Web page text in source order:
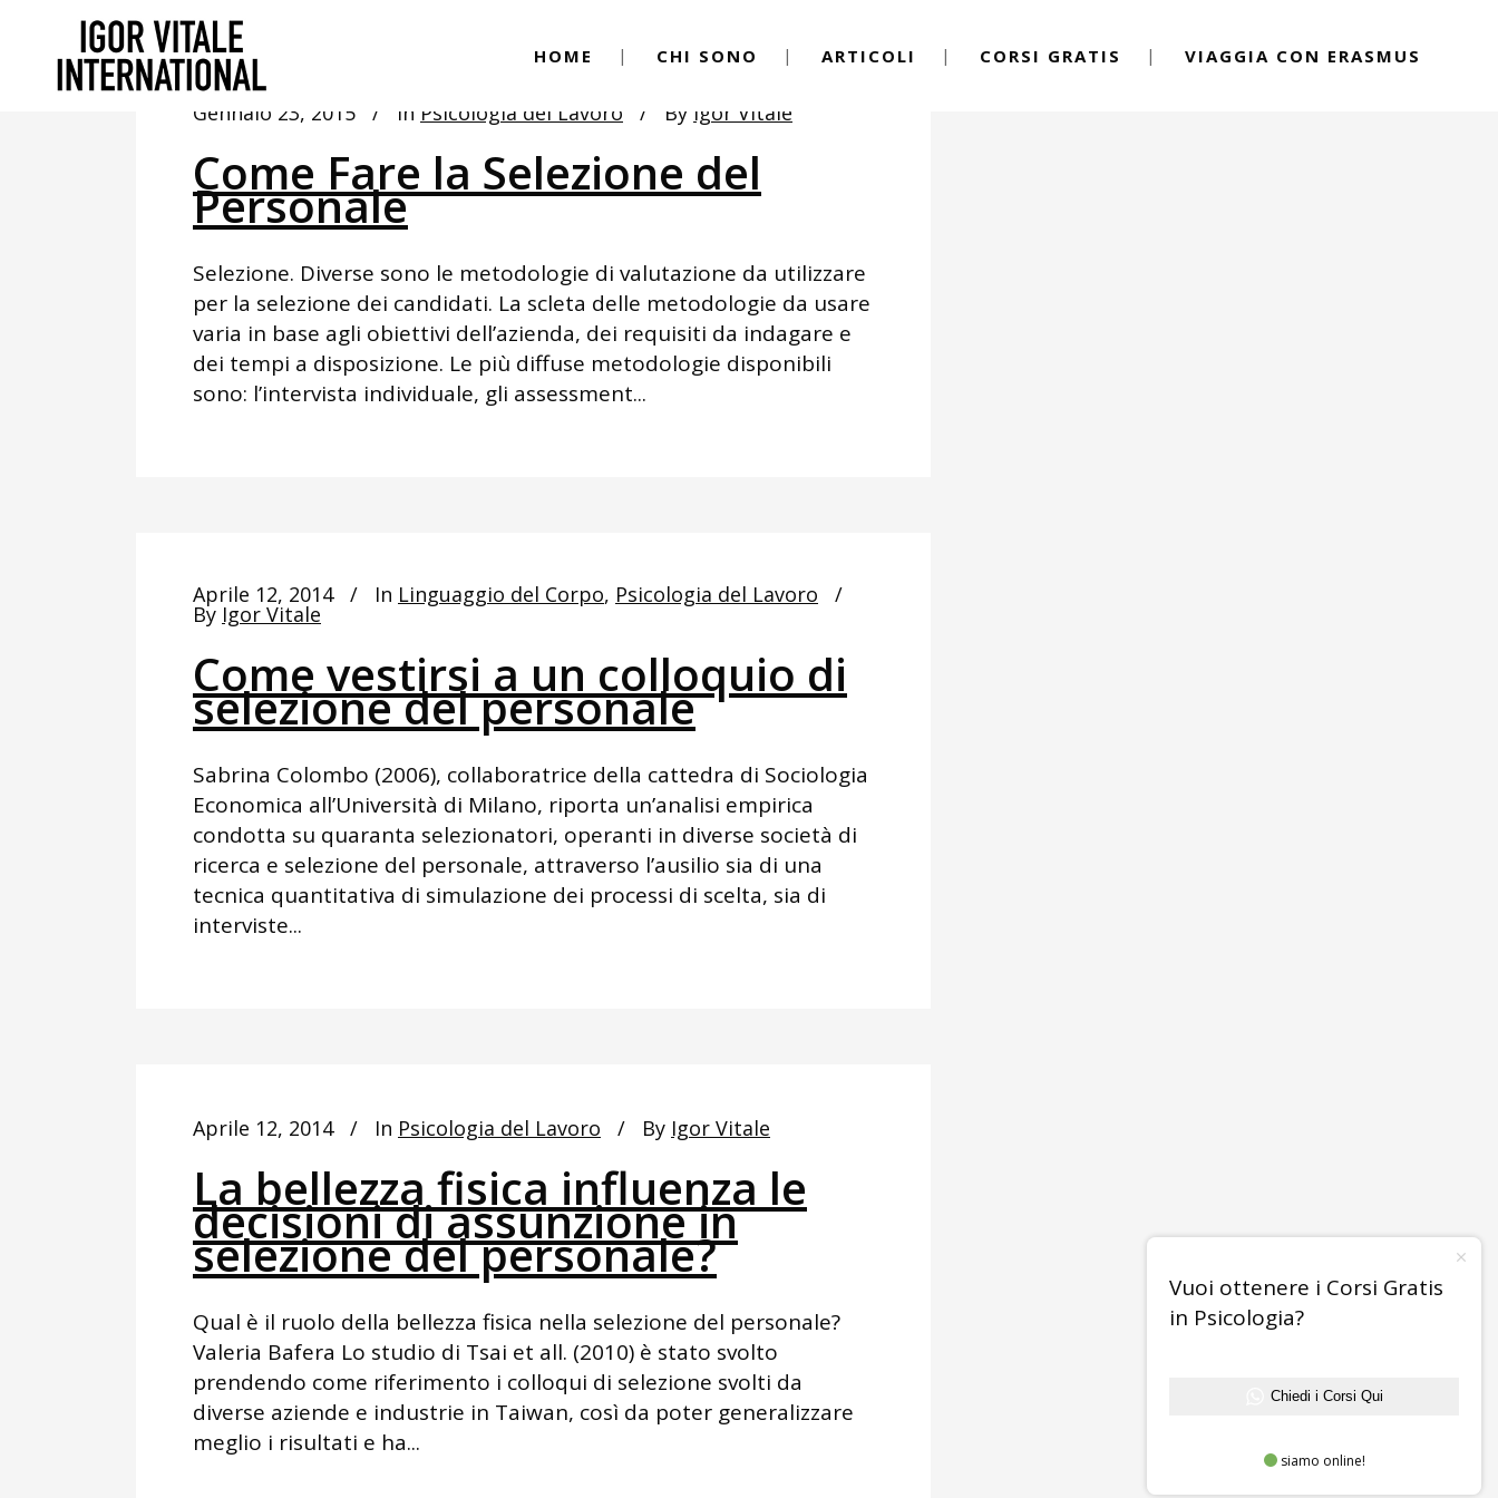
HOME CHI SONO ARTICOLI CORSI GRATIS VIAGGIA CON ERASMUS
Gennaio 23, 2015 In Psicologia del Lavoro By Igor Vitale
Come Fare la Selezione del
Personale
Selezione. Diverse sono le metodologie di valutazione da utilizzare
per la selezione dei candidati. La scleta delle metodologie da usare
varia in base agli obiettivi dell’azienda, dei requisiti da indagare e
dei tempi a disposizione. Le più diffuse metodologie disponibili
sono: l’intervista individuale, gli assessment...
Aprile 12, 2014 In Linguaggio del Corpo, Psicologia del Lavoro
By Igor Vitale
Come vestirsi a un colloquio di
selezione del personale
Sabrina Colombo (2006), collaboratrice della cattedra di Sociologia
Economica all’Università di Milano, riporta un’analisi empirica
condotta su quaranta selezionatori, operanti in diverse società di
ricerca e selezione del personale, attraverso l’ausilio sia di una
tecnica quantitativa di simulazione dei processi di scelta, sia di
interviste...
Aprile 12, 2014 In Psicologia del Lavoro By Igor Vitale
La bellezza fisica influenza le
decisioni di assunzione in
selezione del personale?
Qual è il ruolo della bellezza fisica nella selezione del personale?
Valeria Bafera Lo studio di Tsai et all. (2010) è stato svolto
prendendo come riferimento i colloqui di selezione svolti da
diverse aziende e industrie in Taiwan, così da poter generalizzare
meglio i risultati e ha...
Vuoi ottenere i Corsi Gratis
in Psicologia?
Chiedi i Corsi Qui
siamo online!